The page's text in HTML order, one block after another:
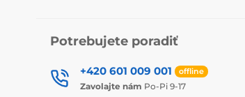
Potrebujete poradiť
+420 601 009 001 offline
Zavolajte nám Po-Pi 9-17